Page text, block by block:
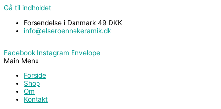
Gå til indholdet
Forsendelse i Danmark 49 DKK
info@elseroennekeramik.dk
Facebook Instagram Envelope
Main Menu
Forside
Shop
Om
Kontakt